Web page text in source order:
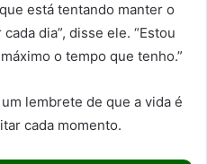
está tentando manter o
dia”, disse ele. “Estou
o tempo que tenho.”
lembrete de que a vida é
cada momento.